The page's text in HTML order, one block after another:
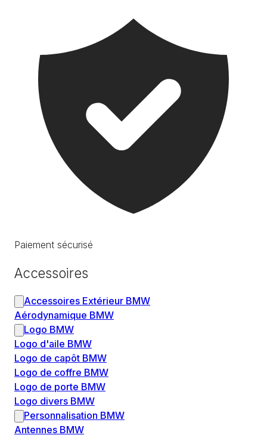
Paiement sécurisé
Accessoires
Accessoires Extérieur BMW
Aérodynamique BMW
Logo BMW
Logo d'aile BMW
Logo de capôt BMW
Logo de coffre BMW
Logo de porte BMW
Logo divers BMW
Personnalisation BMW
Antennes BMW